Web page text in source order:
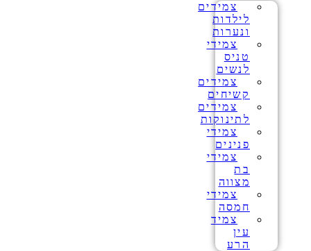
צמידים
לילדות
ונערות
צמידי
טניס
לנשים
צמידים
קשיחים
צמידים
לתינוקות
צמידי
פנינים
צמידי
בת
מצווה
צמידי
חמסה
צמיד
עין
הרע